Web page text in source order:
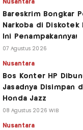
Nusantara
Bareskrim Bongkar
Narkoba di Diskotek
Ini Penampakannya!
07 Agustus 2026
Nusantara
Bos Konter HP
Jasadnya Disimpan
Honda Jazz
08 Agustus 2026 WIB
Nusantara